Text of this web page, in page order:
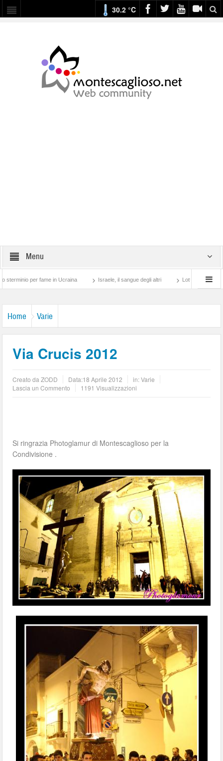
30.2 °C
Menu
Israele, il sangue degli altri Lotta di classe… tra preti e frati
Home Varie
Via Crucis 2012
Creato daZODD Data:18 Aprile 2012 in:Varie
Lascia un Commento
1191 Visualizzazioni
Si ringrazia Photoglamur di Montescaglioso per la
Condivisione .